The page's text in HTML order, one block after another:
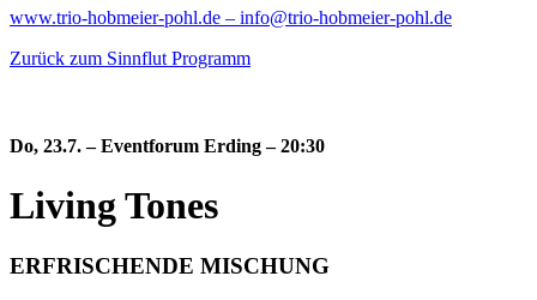
www.trio-hobmeier-pohl.de – info@trio-hobmeier-pohl.de
Zurück zum Sinnflut Programm
Do, 23.7.–Eventforum Erding– 20:30
Living Tones
ERFRISCHENDE MISCHUNG